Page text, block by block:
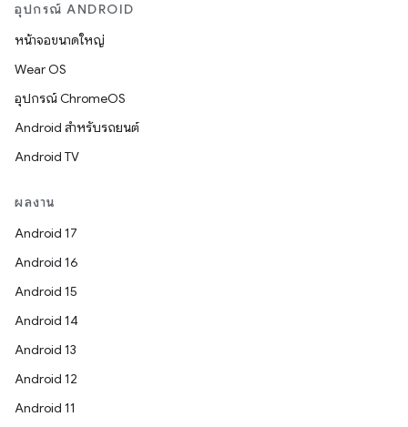
อุปกรณ์ ANDROID
หน้าจอขนาดใหญ่
Wear OS
อุปกรณ์ ChromeOS
Android สำหรับรถยนต์
Android TV
ผลงาน
Android 17
Android 16
Android 15
Android 14
Android 13
Android 12
Android 11